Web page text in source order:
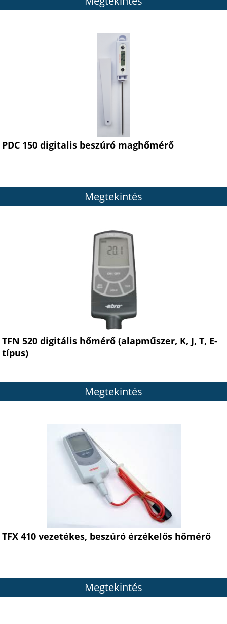
PDC 150 digitalis beszúró maghőmérő
Megtekintés
TFN 520 digitális hőmérő (alapműszer, K, J, T, E-
típus)
Megtekintés
TFX 410 vezetékes, beszúró érzékelős hőmérő
Megtekintés